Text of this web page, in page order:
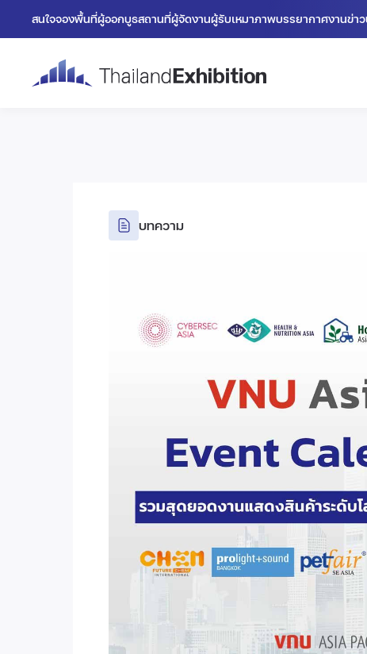
สนใจจองพื้นที่ผู้ออกบูธสถานที่ผู้จัดงานผู้รับเหมาภาพบรรยากาศงานข่าว
บทความ